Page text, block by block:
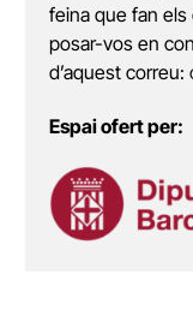
feina que fan els
posar-vos en
d’aquest correu:
Espai ofert per: